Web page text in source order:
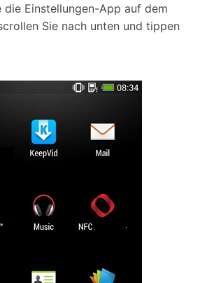
die Einstellungen-App auf dem
Sie nach unten und tippen